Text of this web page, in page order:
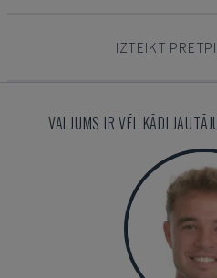
IZTEIKT
VAI JUMS IR VĒL KĀDI